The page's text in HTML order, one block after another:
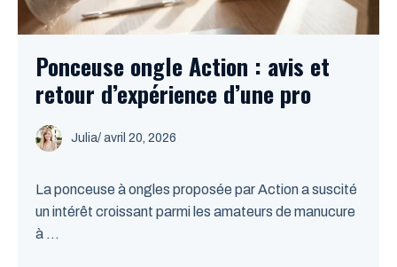
Ponceuse ongle Action : avis et
retour d’expérience d’une pro
Julia/ avril 20, 2026
La ponceuse à ongles proposée par Action a suscité
un intérêt croissant parmi les amateurs de manucure
à ...